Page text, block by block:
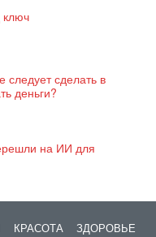
ключ
следует сделать в
деньги?
на ИИ для
КРАСОТА ЗДОРОВЬЕ